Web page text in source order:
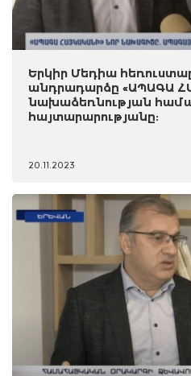
Երկիր Մեդիա
անդրադարձը «ԱՊԱԳԱ
նախաձեռնության
հայտարարությանը:
20.11.2023